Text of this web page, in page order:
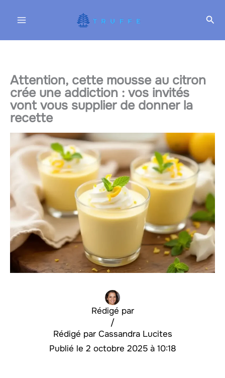
Attention, cette mousse au citron
crée une addiction : vos invités
vont vous supplier de donner la
recette
Rédigé par
Cassandra Lucites
/
2 octobre 2025 à 10:18